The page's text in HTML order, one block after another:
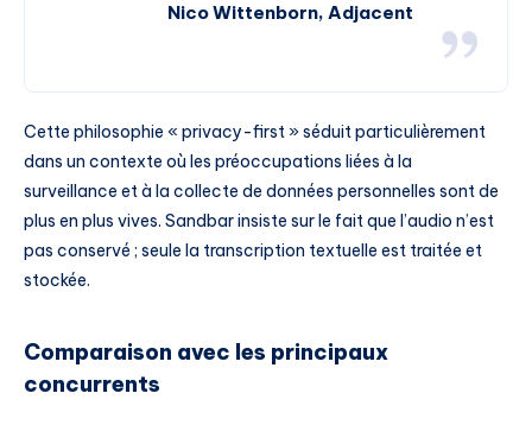
Nico Wittenborn, Adjacent
Cette philosophie « privacy-first » séduit particulièrement
dans un contexte où les préoccupations liées à la
surveillance et à la collecte de données personnelles sont de
plus en plus vives. Sandbar insiste sur le fait que l’audio n’est
pas conservé ; seule la transcription textuelle est traitée et
stockée.
Comparaison avec les principaux
concurrents